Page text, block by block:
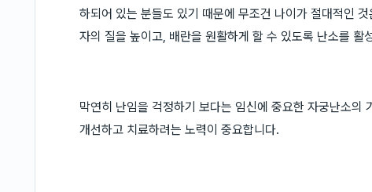
하되어 있는 분들도 있기 때문에 무조건 나이가 절대적인
자의 질을 높이고, 배란을 원활하게 할 수 있도록 난소를 활
막연히 난임을 걱정하기 보다는 임신에 중요한 자궁난소의
개선하고 치료하려는 노력이 중요합니다.